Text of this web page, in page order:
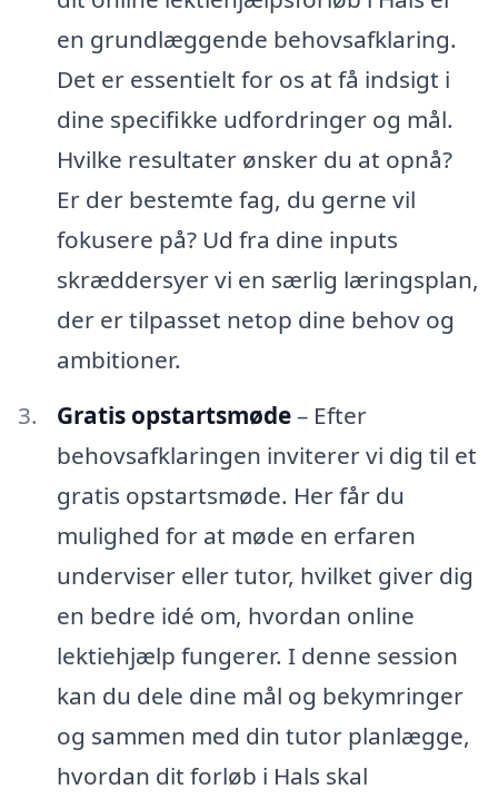
en grundlæggende behovsafklaring.
Det er essentielt for os at få indsigt i
dine specifikke udfordringer og mål.
Hvilke resultater ønsker du at opnå?
Er der bestemte fag, du gerne vil
fokusere på? Ud fra dine inputs
skræddersyer vi en særlig læringsplan,
der er tilpasset netop dine behov og
ambitioner.
Gratis opstartsmøde– Efter
behovsafklaringen inviterer vi dig til et
gratis opstartsmøde. Her får du
mulighed for at møde en erfaren
underviser eller tutor, hvilket giver dig
en bedre idé om, hvordan online
lektiehjælp fungerer. I denne session
kan du dele dine mål og bekymringer
og sammen med din tutor planlægge,
hvordan dit forløb i Hals skal